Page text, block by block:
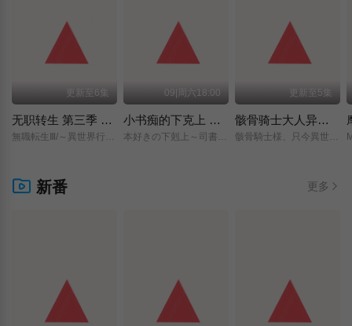
更新至6集
无职转生 第三季 ～到了异世界就拿出真本事～
無職転生Ⅲ/～異世界行ったら本気だす～/
09|周六18:00
小书痴的下克上 〜为了成为图书管理员而不择手段〜 领主的养女
本好きの下剋上～司書になるためには手段を選んでいられません～/領主の養女/
更新至5集
骸骨骑士大人异世界冒险中 第二季
骸骨騎士様、只今異世界へお出掛け中Ⅱ/
新番 更多